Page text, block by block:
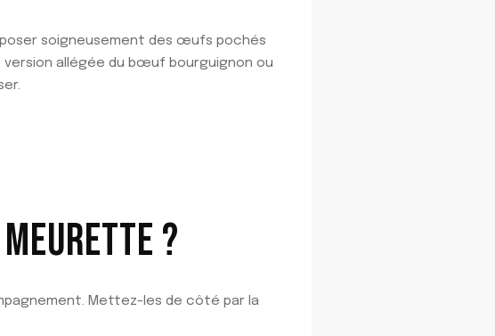
soigneusement des œufs pochés
version allégée du bœuf bourguignon ou
?
Mettez-les de côté par la